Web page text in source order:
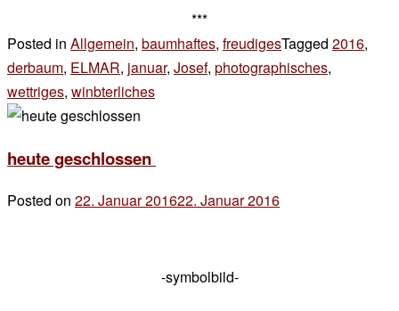
***
Posted in Allgemein, baumhaftes, freudigesTagged 2016,
derbaum, ELMAR, januar, Josef, photographisches,
wettriges, winbterliches
returning
heute geschlossen
Posted on 22. Januar 201622. Januar 2016
-symbolbild-